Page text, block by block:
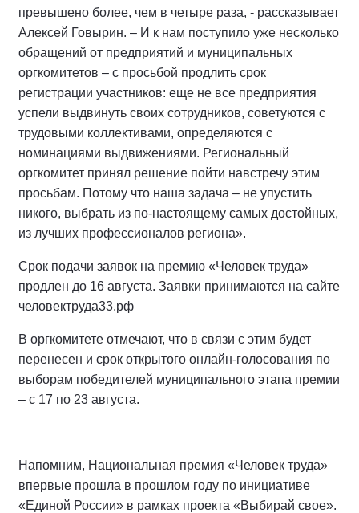
превышено более, чем в четыре раза, - рассказывает
Алексей Говырин. – И к нам поступило уже несколько
обращений от предприятий и муниципальных
оргкомитетов – с просьбой продлить срок
регистрации участников: еще не все предприятия
успели выдвинуть своих сотрудников, советуются с
трудовыми коллективами, определяются с
номинациями выдвижениями. Региональный
оргкомитет принял решение пойти навстречу этим
просьбам. Потому что наша задача – не упустить
никого, выбрать из по-настоящему самых достойных,
из лучших профессионалов региона».
Срок подачи заявок на премию «Человек труда»
продлен до 16 августа. Заявки принимаются на сайте
человектруда33.рф
В оргкомитете отмечают, что в связи с этим будет
перенесен и срок открытого онлайн-голосования по
выборам победителей муниципального этапа премии
– с 17 по 23 августа.
Напомним, Национальная премия «Человек труда»
впервые прошла в прошлом году по инициативе
«Единой России» в рамках проекта «Выбирай свое».